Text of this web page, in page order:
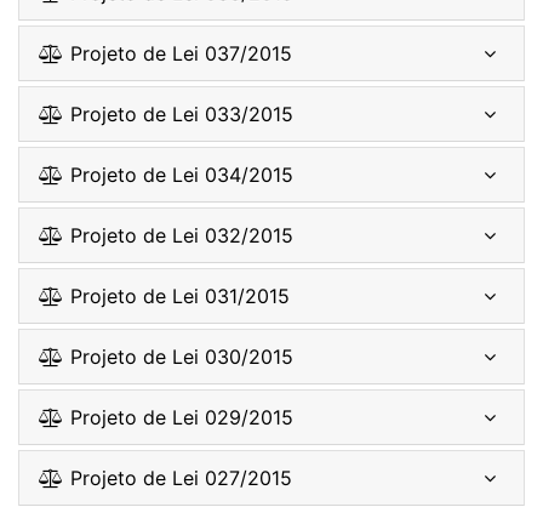
Projeto de Lei 037/2015
Projeto de Lei 033/2015
Projeto de Lei 034/2015
Projeto de Lei 032/2015
Projeto de Lei 031/2015
Projeto de Lei 030/2015
Projeto de Lei 029/2015
Projeto de Lei 027/2015